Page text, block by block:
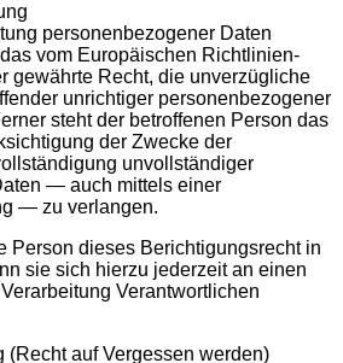
personenbezogener Daten
vom Europäischen Richtlinien-
gewährte Recht, die unverzügliche
unrichtiger personenbezogener
steht der betroffenen Person das
der Zwecke der
unvollständiger
— auch mittels einer
— zu verlangen.
Person dieses Berichtigungsrecht in
sie sich hierzu jederzeit an einen
Verantwortlichen
(Recht auf Vergessen werden)